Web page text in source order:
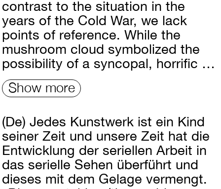
contrast to the situation in the
years of the Cold War, we lack
points of reference. While the
mushroom cloud symbolized the
possibility of a syncopal, horrific …
Show more
(De) Jedes Kunstwerk ist ein Kind
seiner Zeit und unsere Zeit hat die
Entwicklung der seriellen Arbeit in
das serielle Sehen überführt und
dieses mit dem Gelage vermengt.